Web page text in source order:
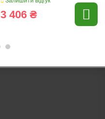
3 406 ₴